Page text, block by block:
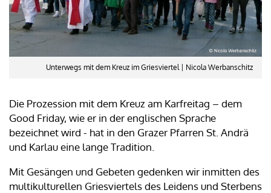
Unterwegs mit dem Kreuz im Griesviertel | Nicola Werbanschitz
Die Prozession mit dem Kreuz am Karfreitag – dem
Good Friday, wie er in der englischen Sprache
bezeichnet wird - hat in den Grazer Pfarren St. Andrä
und Karlau eine lange Tradition.
Mit Gesängen und Gebeten gedenken wir inmitten des
multikulturellen Griesviertels des Leidens und Sterbens